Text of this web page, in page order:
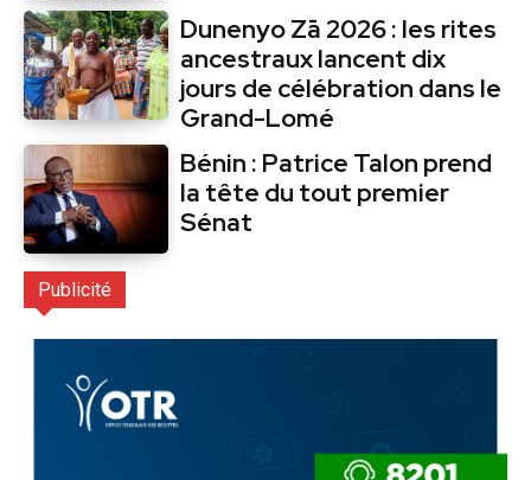
Dunenyo Zā 2026 : les rites
ancestraux lancent dix
jours de célébration dans le
Grand-Lomé
Bénin : Patrice Talon prend
la tête du tout premier
Sénat
Publicité